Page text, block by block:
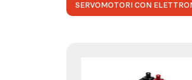
SERVOMOTORI CON